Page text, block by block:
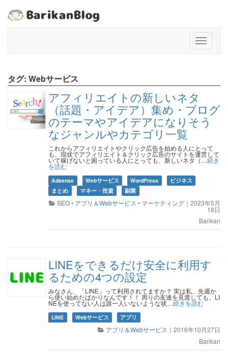
T
o
a
v
a
t
タグ: Webサービス
アフィリエイトの新しいネタ
（話題・アイデア）集め・ブログ
のテーマやアイデアになりそう
なジャンルやカテゴリ一覧
これからアフィリエイトやクリック広告を始める人にとって
も、現状でアフィリエイト＆クリック広告のサイトを運営して
いて稼げないと困っている人にとっても、新しいネタ（…続き
を読む
Adsense Webサービス WordPress
ビジネス
まとめ
マネー・投資 副業
SEO• アプリ＆Webサービス • マーケティング ｜ 2023年5月
18日
Barikan
LINEをできるだけ安全に利用す
るための4つの設定
みなさん、「LINE」って利用されてますか？ 実は私、先週か
ら使い始めたばかりなんです！！ 周りの友達を見渡しても、LI
NEを使ってない人は誰一人いないような状…続きを読む
LINE Webサービス アプリ
アプリ＆Webサービス ｜ 2016年10月27日
Barikan